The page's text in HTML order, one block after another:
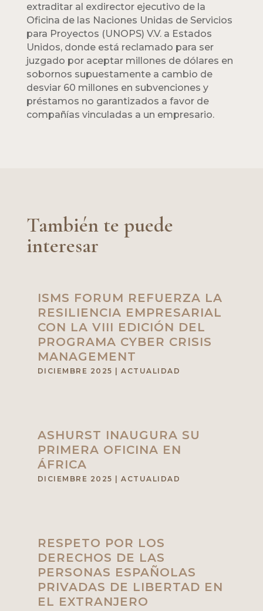
extraditar al exdirector ejecutivo de la
Oficina de las Naciones Unidas de Servicios
para Proyectos (UNOPS) V.V. a Estados
Unidos, donde está reclamado para ser
juzgado por aceptar millones de dólares en
sobornos supuestamente a cambio de
desviar 60 millones en subvenciones y
préstamos no garantizados a favor de
compañías vinculadas a un empresario.
También te puede
interesar
ISMS FORUM REFUERZA LA
RESILIENCIA EMPRESARIAL
CON LA VIII EDICIÓN DEL
PROGRAMA CYBER CRISIS
MANAGEMENT
DICIEMBRE 2025 |ACTUALIDAD
ASHURST INAUGURA SU
PRIMERA OFICINA EN
ÁFRICA
DICIEMBRE 2025 |ACTUALIDAD
RESPETO POR LOS
DERECHOS DE LAS
PERSONAS ESPAÑOLAS
PRIVADAS DE LIBERTAD EN
EL EXTRANJERO